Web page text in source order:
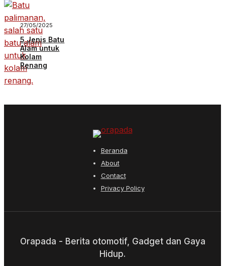
27/05/2025
5 Jenis Batu
Alam untuk
Kolam
Renang
Beranda
About
Contact
Privacy Policy
Orapada - Berita otomotif, Gadget dan Gaya
Hidup.